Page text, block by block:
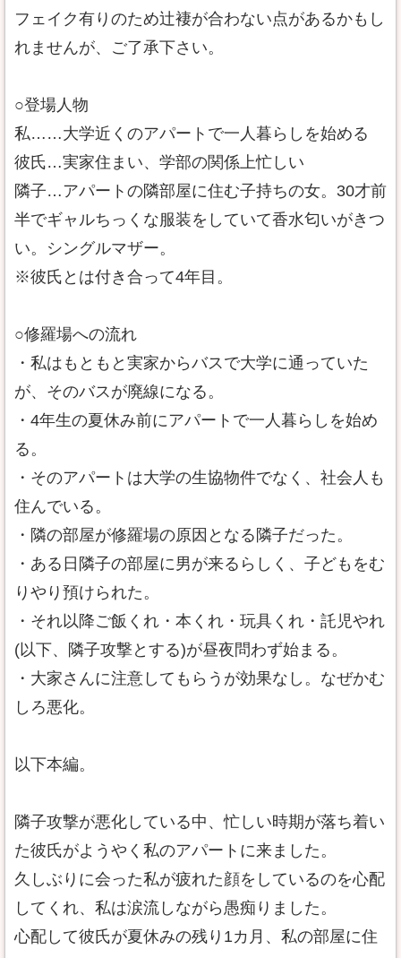
フェイク有りのため辻褄が合わない点があるかもし
れませんが、ご了承下さい。
○登場人物
私……大学近くのアパートで一人暮らしを始める
彼氏…実家住まい、学部の関係上忙しい
隣子…アパートの隣部屋に住む子持ちの女。30才前
半でギャルちっくな服装をしていて香水匂いがきつ
い。シングルマザー。
※彼氏とは付き合って4年目。
○修羅場への流れ
・私はもともと実家からバスで大学に通っていた
が、そのバスが廃線になる。
・4年生の夏休み前にアパートで一人暮らしを始め
る。
・そのアパートは大学の生協物件でなく、社会人も
住んでいる。
・隣の部屋が修羅場の原因となる隣子だった。
・ある日隣子の部屋に男が来るらしく、子どもをむ
りやり預けられた。
・それ以降ご飯くれ・本くれ・玩具くれ・託児やれ
(以下、隣子攻撃とする)が昼夜問わず始まる。
・大家さんに注意してもらうが効果なし。なぜかむ
しろ悪化。
以下本編。
隣子攻撃が悪化している中、忙しい時期が落ち着い
た彼氏がようやく私のアパートに来ました。
久しぶりに会った私が疲れた顔をしているのを心配
してくれ、私は涙流しながら愚痴りました。
心配して彼氏が夏休みの残り1カ月、私の部屋に住